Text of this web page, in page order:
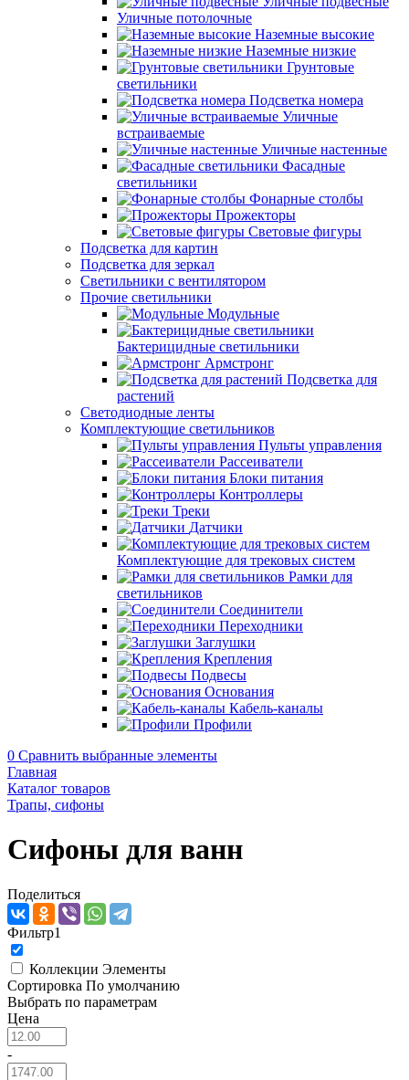
Уличные потолочные
Наземные высокие
Наземные низкие
Грунтовые
светильники
Подсветка номера
Уличные
встраиваемые
Уличные настенные
Фасадные
светильники
Фонарные столбы
Прожекторы
Световые фигуры
Подсветка для картин
Подсветка для зеркал
Светильники с вентилятором
Прочие светильники
Модульные
Бактерицидные светильники
Армстронг
Подсветка для
растений
Светодиодные ленты
Комплектующие светильников
Пульты управления
Рассеиватели
Блоки питания
Контроллеры
Треки
Датчики
Комплектующие для трековых систем
Рамки для
светильников
Соединители
Переходники
Заглушки
Крепления
Подвесы
Основания
Кабель-каналы
Профили
0 Сравнить выбранные элементы
Главная
Каталог товаров
Трапы, сифоны
Сифоны для ванн
Поделиться
Фильтр1
Коллекции Элементы
Сортировка По умолчанию
Выбрать по параметрам
Цена
-